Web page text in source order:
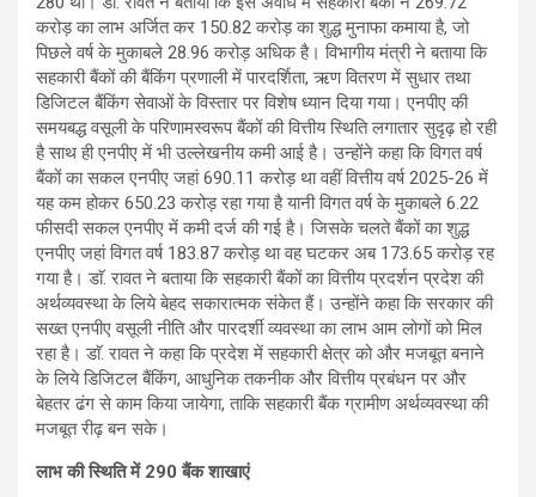
करोड़ का लाभ अर्जित कर 150.82 करोड़ का शुद्ध मुनाफा कमाया है, जो
पिछले वर्ष के मुकाबले 28.96 करोड़ अधिक है। विभागीय मंत्री ने बताया कि
सहकारी बैंकों की बैंकिंग प्रणाली में पारदर्शिता, ऋण वितरण में सुधार तथा
डिजिटल बैंकिंग सेवाओं के विस्तार पर विशेष ध्यान दिया गया। एनपीए की
समयबद्ध वसूली के परिणामस्वरूप बैंकों की वित्तीय स्थिति लगातार सुदृढ़ हो रही
है साथ ही एनपीए में भी उल्लेखनीय कमी आई है। उन्होंने कहा कि विगत वर्ष
बैंकों का सकल एनपीए जहां 690.11 करोड़ था वहीं वित्तीय वर्ष 2025-26 में
यह कम होकर 650.23 करोड़ रहा गया है यानी विगत वर्ष के मुकाबले 6.22
फीसदी सकल एनपीए में कमी दर्ज की गई है। जिसके चलते बैंकों का शुद्ध
एनपीए जहां विगत वर्ष 183.87 करोड़ था वह घटकर अब 173.65 करोड़ रह
गया है। डाॅ. रावत ने बताया कि सहकारी बैंकों का वित्तीय प्रदर्शन प्रदेश की
अर्थव्यवस्था के लिये बेहद सकारात्मक संकेत हैं। उन्होंने कहा कि सरकार की
सख्त एनपीए वसूली नीति और पारदर्शी व्यवस्था का लाभ आम लोगों को मिल
रहा है। डाॅ. रावत ने कहा कि प्रदेश में सहकारी क्षेत्र को और मजबूत बनाने
के लिये डिजिटल बैंकिंग, आधुनिक तकनीक और वित्तीय प्रबंधन पर और
बेहतर ढंग से काम किया जायेगा, ताकि सहकारी बैंक ग्रामीण अर्थव्यवस्था की
मजबूत रीढ़ बन सके।
लाभ की स्थिति में 290 बैंक शाखाएं